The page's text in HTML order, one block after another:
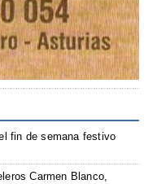
fin de semana festivo
Carmen Blanco,